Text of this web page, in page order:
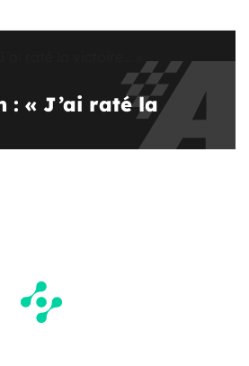
: « J’ai raté la